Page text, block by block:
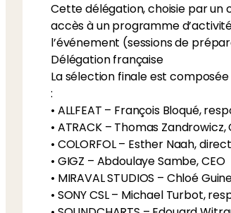
Cette délégation, choisie par un
accès à un programme
l’événement (sessions de
Délégation française
La sélection finale est
:
• ALLFEAT – François Bloqué,
• ATRACK – Thomas Zandrowicz,
• COLORFOL – Esther Naah,
• GIGZ – Abdoulaye Sambe, CEO
• MIRAVAL STUDIOS – Chloé
• SONY CSL – Michael Turbot,